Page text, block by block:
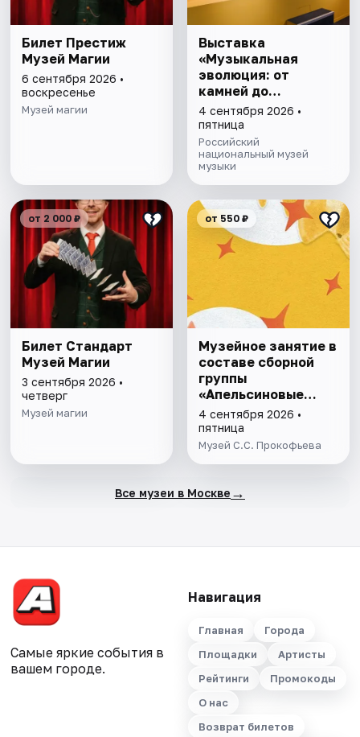
Билет Престиж
Музей Магии
6 сентября 2026 •
воскресенье
Музей магии
Выставка
«Музыкальная
эволюция: от
камней до
нейросети»
4 сентября 2026 •
пятница
Российский
национальный музей
музыки
от 2 000 ₽
Билет Стандарт
Музей Магии
3 сентября 2026 •
четверг
Музей магии
от 550 ₽
Музейное занятие в
составе сборной
группы
«Апельсиновые
истории»
4 сентября 2026 •
пятница
Музей С.С. Прокофьева
Все музеи в Москве →
Самые яркие события в
вашем городе.
Навигация
Главная
Города
Площадки
Артисты
Рейтинги
Промокоды
О нас
Возврат билетов